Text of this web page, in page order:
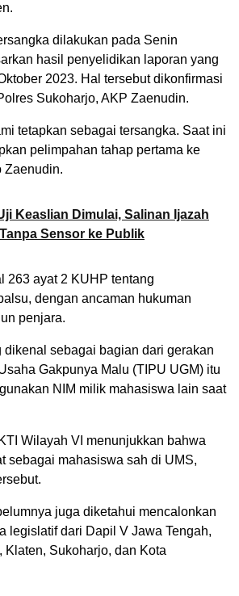
dilakukan pada Senin
hasil penyelidikan laporan yang
2023. Hal tersebut dikonfirmasi
Sukoharjo, AKP Zaenudin.
tetapkan sebagai tersangka. Saat ini
pelimpahan tahap pertama ke
Zaenudin.
Keaslian Dimulai, Salinan Ijazah
Sensor ke Publik
263 ayat 2 KUHP tentang
dengan ancaman hukuman
penjara.
dikenal sebagai bagian dari gerakan
Gakpunya Malu (TIPU UGM) itu
NIM milik mahasiswa lain saat
Wilayah VI menunjukkan bahwa
sebagai mahasiswa sah di UMS,
juga diketahui mencalonkan
legislatif dari Dapil V Jawa Tengah,
Klaten, Sukoharjo, dan Kota